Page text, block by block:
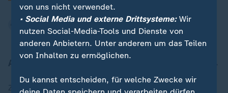
Zuletzt veröffentlicht
von uns nicht verwendet.
• Social Media und externe Drittsysteme:Wir
nutzen Social-Media-Tools und Dienste von
anderen Anbietern. Unter anderem um das Teilen
von Inhalten zu ermöglichen.
Du kannst entscheiden, für welche Zwecke wir